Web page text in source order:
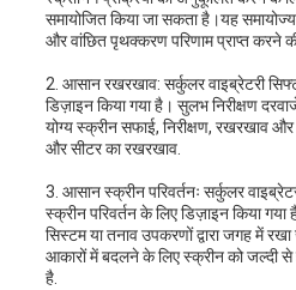
समायोजित किया जा सकता है।यह
और वांछित पृथक्करण परिणाम प्राप्त करने
2. आसान रखरखाव: सर्कुलर वाइब्रेटरी
डिज़ाइन किया गया है। सुलभ निरीक्षण
योग्य स्क्रीन सफाई, निरीक्षण, रखरखाव
और सीटर का रखरखाव.
3. आसान स्क्रीन परिवर्तनः सर्कुलर
स्क्रीन परिवर्तन के लिए डिज़ाइन किया
सिस्टम या तनाव उपकरणों द्वारा जगह में
आकारों में बदलने के लिए स्क्रीन को जल्दी
है.